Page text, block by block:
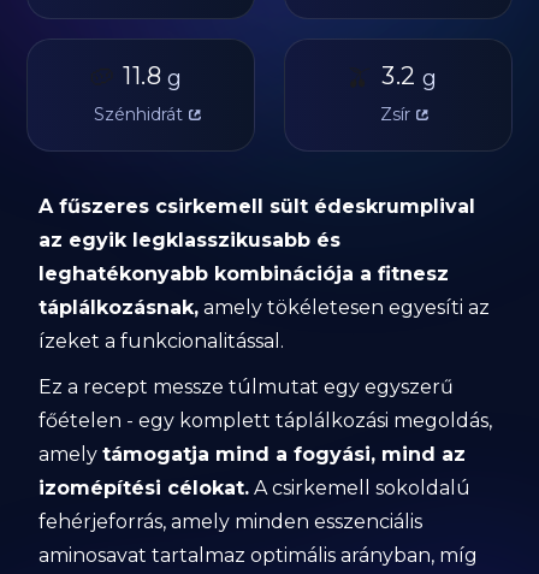
🥔 11.8 g
Szénhidrát
🫒 3.2 g
Zsír
A fűszeres csirkemell sült édeskrumplival
az egyik legklasszikusabb és
leghatékonyabb kombinációja a fitnesz
táplálkozásnak, amely tökéletesen egyesíti az
ízeket a funkcionalitással.
Ez a recept messze túlmutat egy egyszerű
főételen - egy komplett táplálkozási megoldás,
amelytámogatja mind a fogyási, mind az
izomépítési célokat. A csirkemell sokoldalú
fehérjeforrás, amely minden esszenciális
aminosavat tartalmaz optimális arányban, míg